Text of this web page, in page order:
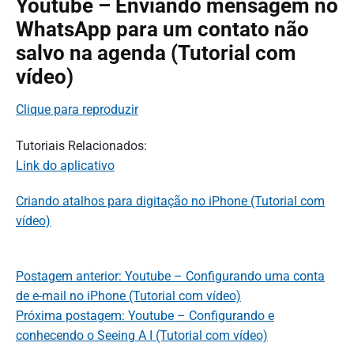
Youtube – Enviando mensagem no
WhatsApp para um contato não
salvo na agenda (Tutorial com
vídeo)
Clique para reproduzir
Tutoriais Relacionados:
Link do aplicativo
Criando atalhos para digitação no iPhone (Tutorial com
vídeo)
Postagem anterior: Youtube – Configurando uma conta
de e-mail no iPhone (Tutorial com vídeo)
Próxima postagem: Youtube – Configurando e
conhecendo o Seeing A I (Tutorial com vídeo)